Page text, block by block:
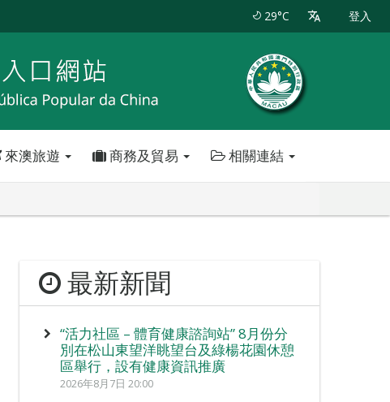
29°C 登入
來澳旅遊 商務及貿易 相關連結
最新新聞
“活力社區 – 體育健康諮詢站” 8月份分
別在松山東望洋眺望台及綠楊花園休憩
區舉行，設有健康資訊推廣
2026年8月7日 20:00